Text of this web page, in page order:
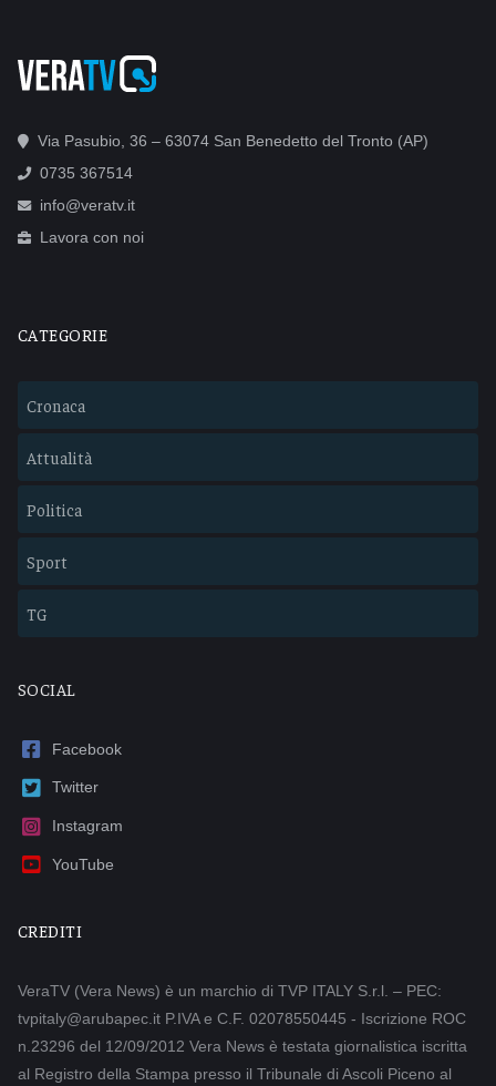
Via Pasubio, 36 – 63074 San Benedetto del Tronto (AP)
0735 367514
info@veratv.it
Lavora con noi
CATEGORIE
Cronaca
Attualità
Politica
Sport
TG
SOCIAL
Facebook
Twitter
Instagram
YouTube
CREDITI
VeraTV (Vera News) è un marchio di TVP ITALY S.r.l. – PEC:
tvpitaly@arubapec.it P.IVA e C.F. 02078550445 - Iscrizione ROC
n.23296 del 12/09/2012 Vera News è testata giornalistica iscritta
al Registro della Stampa presso il Tribunale di Ascoli Piceno al